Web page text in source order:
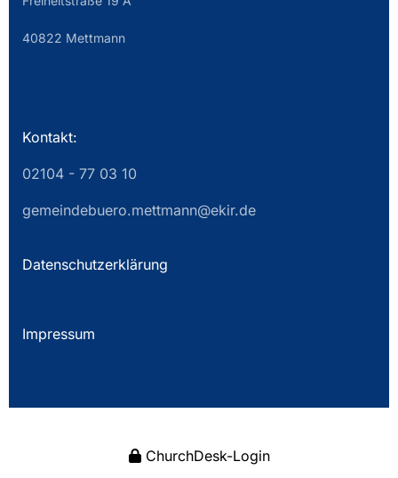
40822 Mettmann
Kontakt:
02104 - 77 03 10
gemeindebuero.mettmann@ekir.de
Datenschutzerklärung
Impressum
ChurchDesk-Login